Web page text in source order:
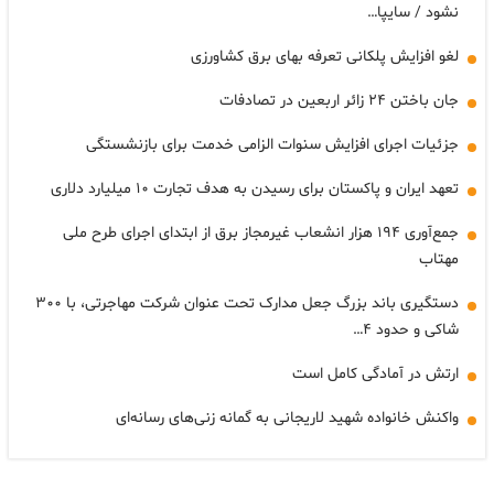
نشود / سایپا…
لغو افزایش پلکانی تعرفه بهای برق کشاورزی
جان باختن ۲۴ زائر اربعین در تصادفات
جزئیات اجرای افزایش سنوات الزامی خدمت برای بازنشستگی
تعهد ایران و پاکستان برای رسیدن به هدف تجارت ۱۰ میلیارد دلاری
جمع‌آوری ۱۹۴ هزار انشعاب غیرمجاز برق از ابتدای اجرای طرح ملی
مهتاب
دستگیری باند بزرگ جعل مدارک تحت عنوان شرکت مهاجرتی، با ۳۰۰
شاکی و حدود ۴…
ارتش در آمادگی کامل است
واکنش خانواده شهید لاریجانی به گمانه زنی‌های رسانه‌ای